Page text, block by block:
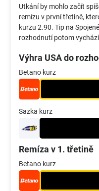
Utkání by mohlo začít
remízu v první třetině,
kurzu 2.90. Tip na
rozhodnutí potom
Výhra USA do
Betano kurz
Sazka kurz
Remíza v 1. třetině
Betano kurz